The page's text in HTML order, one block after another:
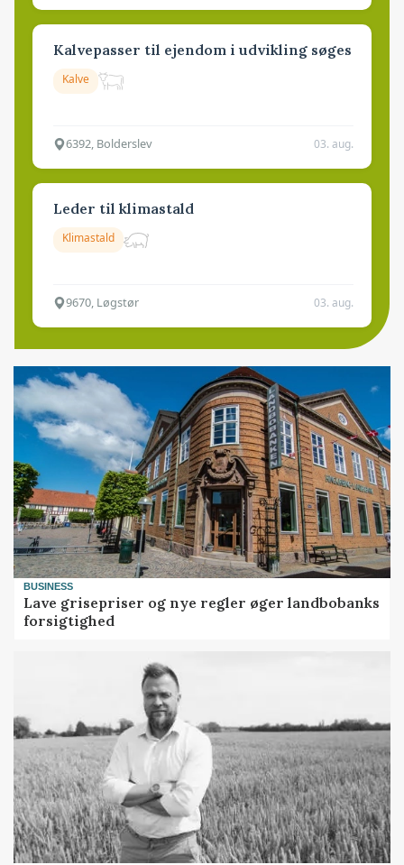
Kalvepasser til ejendom i udvikling søges
Kalve
6392, Bolderslev 03. aug.
Leder til klimastald
Klimastald
9670, Løgstør 03. aug.
BUSINESS
Lave grisepriser og nye regler øger landbobanks
forsigtighed